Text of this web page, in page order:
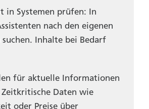
in Systemen prüfen: In
nach den eigenen
Inhalte bei Bedarf
für aktuelle Informationen
Daten wie
oder Preise über